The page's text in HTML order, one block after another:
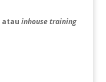
atau inhouse training